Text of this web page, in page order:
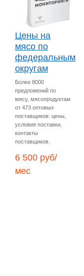
Цены на
мясо по
федеральным
округам
Более 8000
предложений по
мясу, мясопродуктам
от 473 оптовых
поставщиков: цены,
условия поставки,
контакты
поставщиков.
6 500 руб/
мес